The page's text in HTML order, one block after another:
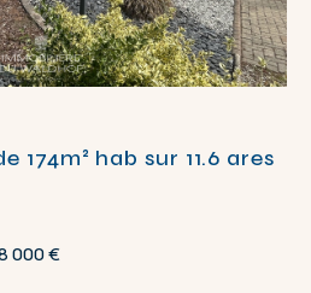
E G
174m² hab sur 11.6 ares
000 €